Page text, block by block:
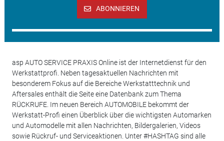
ABONNIEREN
asp AUTO SERVICE PRAXIS Online ist der Internetdienst für den
Werkstattprofi. Neben tagesaktuellen Nachrichten mit
besonderem Fokus auf die Bereiche Werkstatttechnik und
Aftersales enthält die Seite eine Datenbank zum Thema
RÜCKRUFE. Im neuen Bereich AUTOMOBILE bekommt der
Werkstatt-Profi einen Überblick über die wichtigsten Automarken
und Automodelle mit allen Nachrichten, Bildergalerien, Videos
sowie Rückruf- und Serviceaktionen. Unter #HASHTAG sind alle